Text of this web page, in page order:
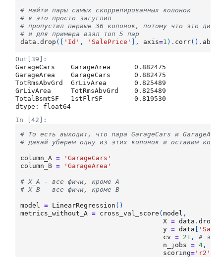
# найти пары самых скоррелированных колонок
# я это просто загуглил
# пропустил первые 36 колонок, потому что это
# и для примера взял топ 5 пар
data .drop ([ 'Id' , 'SalePrice' ], axis=1 ) . corr() . abs
Out[39]:
GarageCars    GarageArea      0.882475
GarageArea    GarageCars      0.882475
TotRmsAbvGrd  GrLivArea       0.825489
GrLivArea     TotRmsAbvGrd    0.825489
TotalBsmtSF   1stFlrSF        0.819530
dtype: float64
In [42]:
# То есть выходит, что пара GarageCars и
# давай уберем одну из этих колонок и оставим
column_A =
'GarageCars'
column_B = 'GarageArea'
# X_A - все фичи, кроме A
# X_B - все фичи, кроме В
model = LinearRegression ()
metrics_without_A = cross_val_score (model ,
X = data .drop
y = data
cv
= 21 ,
# это
n_jobs
= 4 ,
scoring= 'r2'